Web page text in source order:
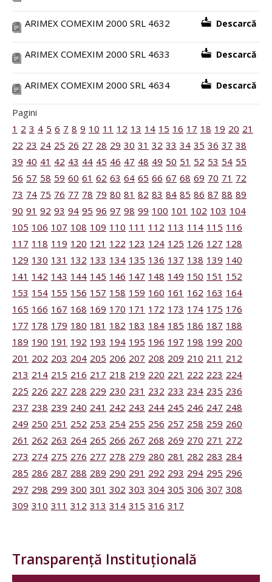
ARIMEX COMEXIM 2000 SRL 4632 Descarcă
ARIMEX COMEXIM 2000 SRL 4633 Descarcă
ARIMEX COMEXIM 2000 SRL 4634 Descarcă
Pagini
1 2 3 4 5 6 7 8 9 10 11 12 13 14 15 16 17 18 19 20 21
22 23 24 25 26 27 28 29 30 31 32 33 34 35 36 37 38
39 40 41 42 43 44 45 46 47 48 49 50 51 52 53 54 55
56 57 58 59 60 61 62 63 64 65 66 67 68 69 70 71 72
73 74 75 76 77 78 79 80 81 82 83 84 85 86 87 88 89
90 91 92 93 94 95 96 97 98 99 100 101 102 103 104
105 106 107 108 109 110 111 112 113 114 115 116
117 118 119 120 121 122 123 124 125 126 127 128
129 130 131 132 133 134 135 136 137 138 139 140
141 142 143 144 145 146 147 148 149 150 151 152
153 154 155 156 157 158 159 160 161 162 163 164
165 166 167 168 169 170 171 172 173 174 175 176
177 178 179 180 181 182 183 184 185 186 187 188
189 190 191 192 193 194 195 196 197 198 199 200
201 202 203 204 205 206 207 208 209 210 211 212
213 214 215 216 217 218 219 220 221 222 223 224
225 226 227 228 229 230 231 232 233 234 235 236
237 238 239 240 241 242 243 244 245 246 247 248
249 250 251 252 253 254 255 256 257 258 259 260
261 262 263 264 265 266 267 268 269 270 271 272
273 274 275 276 277 278 279 280 281 282 283 284
285 286 287 288 289 290 291 292 293 294 295 296
297 298 299 300 301 302 303 304 305 306 307 308
309 310 311 312 313 314 315 316 317
Transparență Instituțională